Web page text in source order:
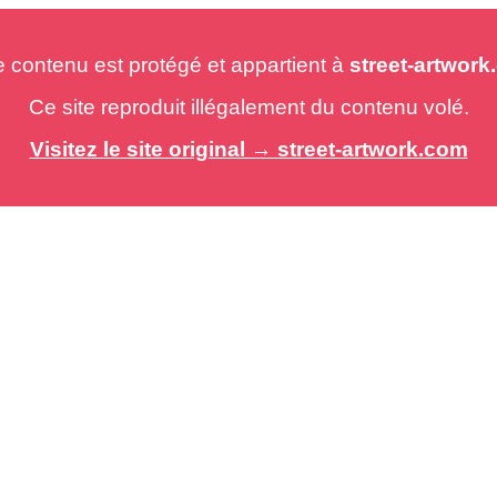
est protégé et appartient à street-
Ce site reproduit illégalement du contenu volé.
Visitez le site original → street-artwork.com